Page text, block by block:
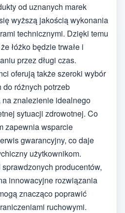
od uznanych marek
wyższą jakością wykonania
technicznymi. Dzięki temu
łóżko będzie trwałe i
przez długi czas.
oferują także szeroki wybór
różnych potrzeb
znalezienie idealnego
sytuacji zdrowotnej. Co
zapewnia wsparcie
gwarancyjny, co daje
użytkownikom.
producentów,
innowacyjne rozwiązania
znacząco poprawić
ruchowymi.